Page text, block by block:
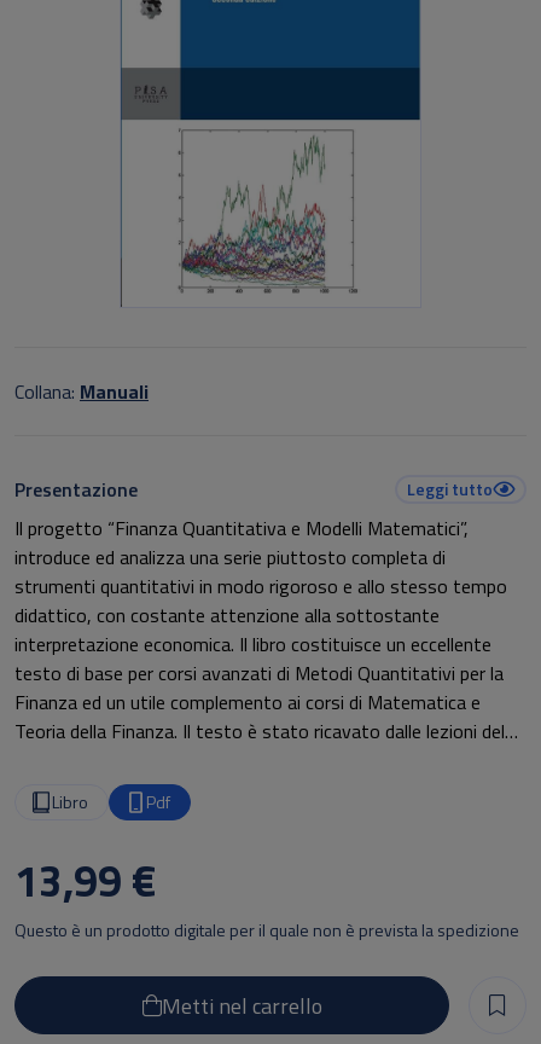
Collana: Manuali
Presentazione Leggi tutto
Il progetto “Finanza Quantitativa e Modelli Matematici”,
introduce ed analizza una serie piuttosto completa di
strumenti quantitativi in modo rigoroso e allo stesso tempo
didattico, con costante attenzione alla sottostante
interpretazione economica. Il libro costituisce un eccellente
testo di base per corsi avanzati di Metodi Quantitativi per la
Finanza ed un utile complemento ai corsi di Matematica e
Teoria della Finanza. Il testo è stato ricavato dalle lezioni del
G. Curci fisico torico e curato nella prima edizione dal Prof. M.
Dell’Era, fisico teorico allievo dello stesso, e coautore nella
Libro Pdf
13,99 €
Metti nel carrello
Questo è un prodotto digitale per il quale non è prevista la spedizione